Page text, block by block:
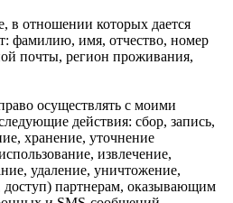
в отношении которых дается
фамилию, имя, отчество, номер
почты, регион проживания,
осуществлять с моими
действия: сбор, запись,
хранение, уточнение
извлечение,
удаление, уничтожение,
доступ) партнерам, оказывающим